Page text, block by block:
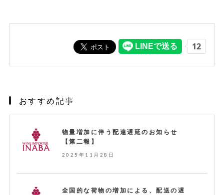
おすすめ記事
物量増加に伴う配達遅延のお知らせ
【第二報】
2025年11月28日
全国的な荷物の増加による、配送の遅